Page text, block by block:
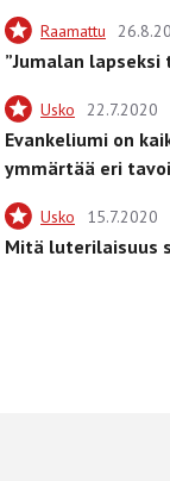
Raamattu
”Jumalan
Usko 22.7.2020
Evankeliumi on
ymmärtää eri
Usko 15.7.2020
Mitä luterilaisuus